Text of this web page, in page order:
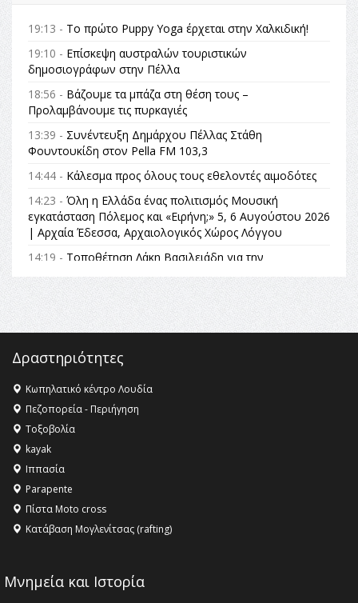
19:13 - Το πρώτο Puppy Yoga έρχεται στην Χαλκιδική!
19:10 - Επίσκεψη αυστραλών τουριστικών
δημοσιογράφων στην Πέλλα
18:56 - Βάζουμε τα μπάζα στη θέση τους –
Προλαμβάνουμε τις πυρκαγιές
13:39 - Συνέντευξη Δημάρχου Πέλλας Στάθη
Φουντουκίδη στον Pella FM 103,3
14:44 - Κάλεσμα προς όλους τους εθελοντές αιμοδότες
14:23 - Όλη η Ελλάδα ένας πολιτισμός Μουσική
εγκατάσταση Πόλεμος και «Ειρήνη;» 5, 6 Αυγούστου 2026
| Αρχαία Έδεσσα, Αρχαιολογικός Χώρος Λόγγου
14:19 - Τοποθέτηση Λάκη Βασιλειάδη για την
Αναθεώρηση του Συντάγματος: «Σε τέτοιες κορυφαίες
θεσμικές διαδικασίες υπάρχει μόνο η ευθύνη απέναντι
στις επόμενες γενιές»
16:35 -Το πρόγραμμα του ΠΑΟΚ στον δεύτερο γύρο του
16:27 - Όλυμπος: Εντάχθηκε στον Κατάλογο Παγκόσμιας
Κληρονομιάς της UNESCO – Ομόφωνη η απόφαση Ο
Όλυμπος αναγνωρίστηκε ως φυσικό και πολιτιστικό
αγαθό εξέχουσας οικουμενικής αξίας για την
ανθρωπότητα
16:18 -
ΣΤΗΝ ΕΔΕΣΣΑ
Δραστηριότητες
Κωπηλατικό κέντρο Λουδία
Πεζοπορεία - Περιήγηση
Τοξοβολία
kayak
Ιππασία
Parapente
Πίστα Moto cross
Κατάβαση Μογλενίτσας (rafting)
Μνημεία και Ιστορία